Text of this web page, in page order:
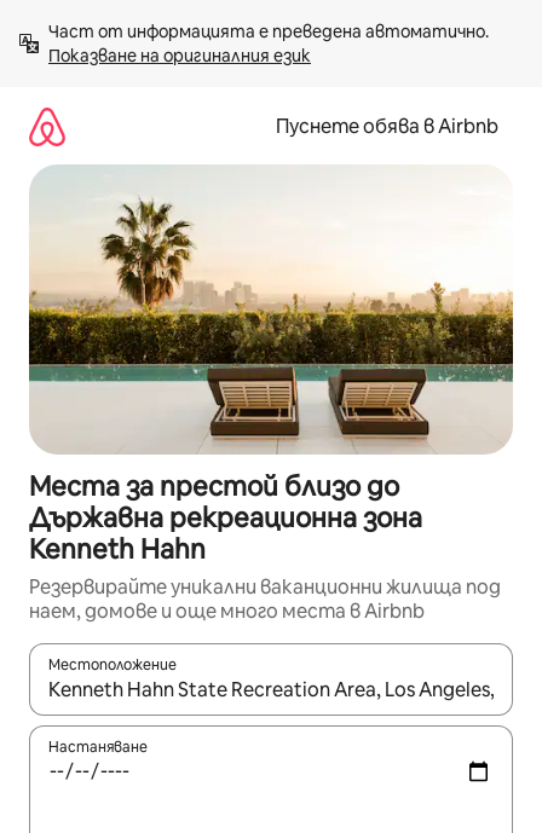
към
съдържанието
Показване на оригиналния език
Пуснете обява в Airbnb
Места за престой близо до
Държавна рекреационна зона
Kenneth Hahn
Резервирайте уникални ваканционни жилища под
наем, домове и още много места в Airbnb
Местоположение
Когато резултатите се покажат, използвайте
Настаняване